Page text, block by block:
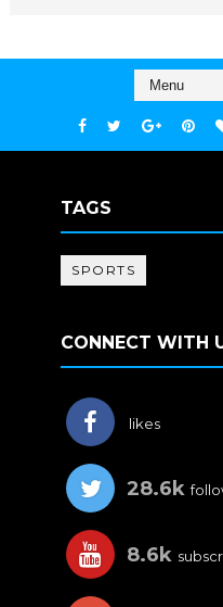
TAGS
SPORTS
CONNECT WITH
likes
28.6k
8.6k